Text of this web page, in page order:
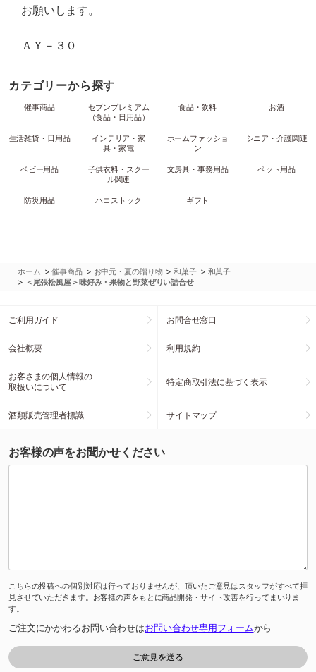
お願いします。
ＡＹ－３０
カテゴリーから探す
催事商品
セブンプレミアム
（食品・日用品）
食品・飲料 お酒
生活雑貨・日用品
インテリア・家
具・家電
ホームファッショ
ン
シニア・介護関連
ベビー用品
子供衣料・スクー
ル関連
文房具・事務用品 ペット用品
防災用品 ハコストック ギフト
ホーム >催事商品 > お中元・夏の贈り物 >和菓子 > 和菓子
> ＜尾張松風屋＞味好み・果物と野菜ぜりい詰合せ
ご利用ガイド お問合せ窓口
会社概要 利用規約
お客さまの個人情報の
取扱いについて
特定商取引法に基づく表示
酒類販売管理者標識 サイトマップ
お客様の声をお聞かせください
こちらの投稿への個別対応は行っておりませんが、頂いたご意見はスタッフがすべて拝
見させていただきます。お客様の声をもとに商品開発・サイト改善を行ってまいりま
す。
ご注文にかかわるお問い合わせはお問い合わせ専用フォームから